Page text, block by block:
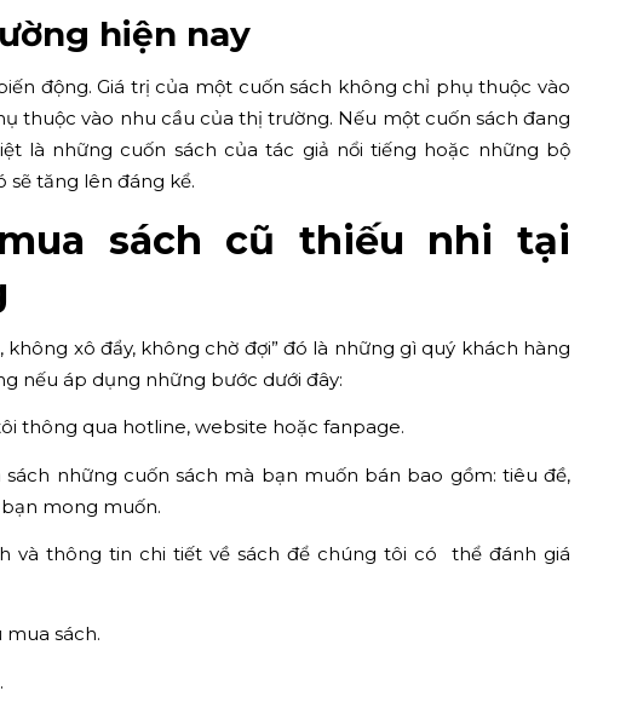
hiện nay
động. Giá trị của một cuốn sách không chỉ phụ thuộc vào
thuộc vào nhu cầu của thị trường. Nếu một cuốn sách đang
là những cuốn sách của tác giả nổi tiếng hoặc những bộ
sẽ tăng lên đáng kể.
sách cũ thiếu nhi tại
xô đẩy, không chờ đợi” đó là những gì quý khách hàng
nếu áp dụng những bước dưới đây:
thông qua hotline, website hoặc fanpage.
sách những cuốn sách mà bạn muốn bán bao gồm: tiêu đề,
mong muốn.
và thông tin chi tiết về sách để chúng tôi có thể đánh giá
mua sách.